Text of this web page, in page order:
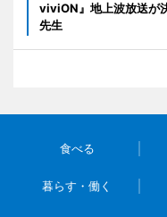
viviON』地上波放送が
先生
食べる
暮らす・働く